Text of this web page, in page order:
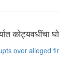
कोट्यवधींचा
over alleged